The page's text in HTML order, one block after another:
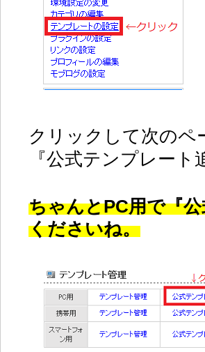
クリックして次のペ
『公式テンプレー
ちゃんとPC用で『
くださいね。